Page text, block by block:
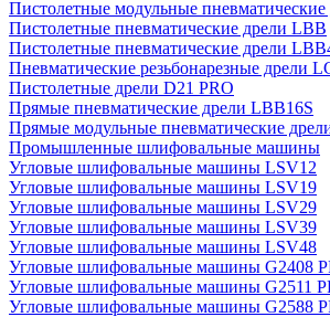
Пистолетные модульные
Пистолетные пневматические дрели LBB
Пистолетные пневматические дрели
Пневматические резьбонарезные дрели
Пистолетные дрели D21 PRO
Прямые пневматические дрели LBB16S
Прямые модульные пневматические
Промышленные шлифовальные машины
Угловые шлифовальные машины LSV12
Угловые шлифовальные машины LSV19
Угловые шлифовальные машины LSV29
Угловые шлифовальные машины LSV39
Угловые шлифовальные машины LSV48
Угловые шлифовальные машины G2408
Угловые шлифовальные машины G2511
Угловые шлифовальные машины G2588